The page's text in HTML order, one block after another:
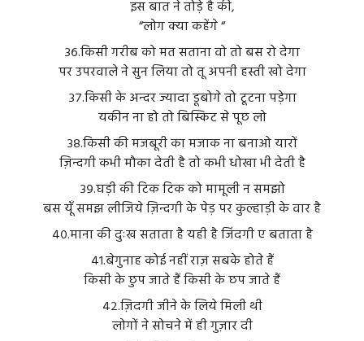
इस बात ने तोड़े है की,
“लोग क्या कहेंगे “
३६.किसी गरीब को मत सताना वो तो बस रो देगा
पर उपरवाले ने सुन लिया तो तू अपनी हस्ती खो देगा
३७.किसी के अन्दर ज्यादा डूबोगे तो टूटना पड़ेगा
यकीन ना हो तो बिस्किट से पूछ लो
३८.किसी की मजबूरी का मजाक ना बनाओ यारों
ज़िन्दगी कभी मौका देती है तो कभी धोखा भी देती है
३९.घड़ी की टिक टिक को मामूली न समझो
बस यूँ समझ लीजिये ज़िन्दगी के पेड़ पर कुल्हाड़ी के वार है
४०.माना की दुःख सताता है यही है जिंदगी ए बताता है
४१.बेगुनाह कोई नहीं राज़ सबके होते हैं
किसी के छुप जाते हैं किसी के छप जाते हैं
४२.ज़िदगी जीने के लिये मिली थी
लोगों ने सोचने में ही गुज़ार दी